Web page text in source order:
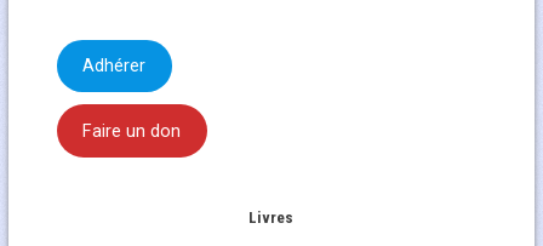
Adhérer
Faire un don
Livres